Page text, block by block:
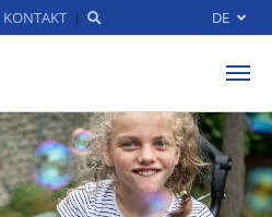
KONTAKT DE